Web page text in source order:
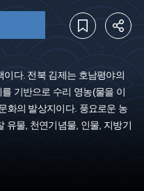
다. 전북 김제는 호남평야의
기반으로 수리 영농(물을 이
화의 발상지이다. 풍요로운 농
유물, 천연기념물, 인물, 지방기